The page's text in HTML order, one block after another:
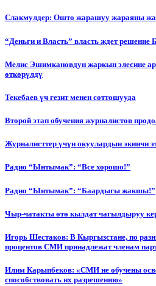
Слакмулдер: Ошто жарашуу жараяны
“Деньги и Власть” власть ждет решение
Мелис Эшимкановдун жаркын элесине
өткөрүлдү
Текебаев үч гезит менен соттошууда
Второй этап обучения журналистов
Журналисттер үчүн окуулардын экинчи
Радио “Ынтымак”: “Все хорошо!”
Радио “Ынтымак”: “Баардыгы жакшы!”
Чыр-чатакты өтө кылдат чагылдыруу
Игорь Шестаков: В Кыргызстане, по
процентов СМИ принадлежат членам
Илим Карыпбеков: «СМИ не обучены
способствовать их разрешению»